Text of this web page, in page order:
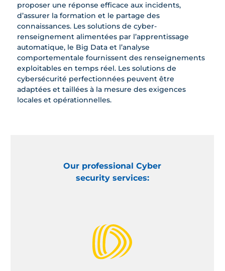
proposer une réponse efficace aux incidents,
d’assurer la formation et le partage des
connaissances. Les solutions de cyber-
renseignement alimentées par l’apprentissage
automatique, le Big Data et l’analyse
comportementale fournissent des renseignements
exploitables en temps réel. Les solutions de
cybersécurité perfectionnées peuvent être
adaptées et taillées à la mesure des exigences
locales et opérationnelles.
Our professional Cyber
security services: